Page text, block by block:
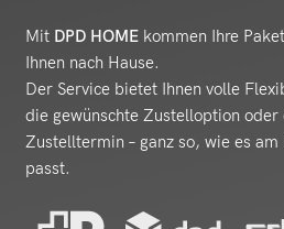
Mit DPD HOME kommen Ihre
Ihnen nach Hause.
Der Service bietet Ihnen volle
die gewünschte Zustelloption oder
Zustelltermin – ganz so, wie es
passt.